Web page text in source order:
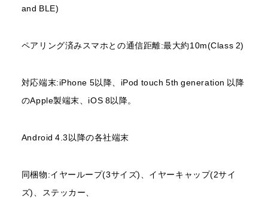
and BLE)
ペアリング済みスマホとの通信距離:最大約10m(Class 2)
対応端末:iPhone 5以降、iPod touch 5th generation 以降
のApple製端末、iOS 8以降。
Android 4.3以降の各社端末
同梱物:イヤーループ(3サイズ)、イヤーキャップ(2サイ
ズ)、ステッカー、
Amazon Rentio（レンタル）